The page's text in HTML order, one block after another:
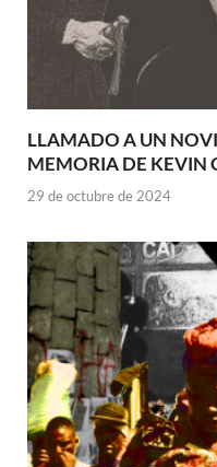
LLAMADO A UN
MEMORIA DE KEVIN
29 de octubre de 2024